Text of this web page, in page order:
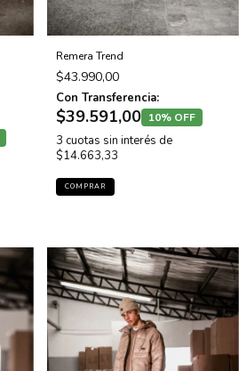
Remera Trend
$43.990,00
Con Transferencia:
$39.591,00 10% OFF
3 cuotas sin interés de
$14.663,33
COMPRAR